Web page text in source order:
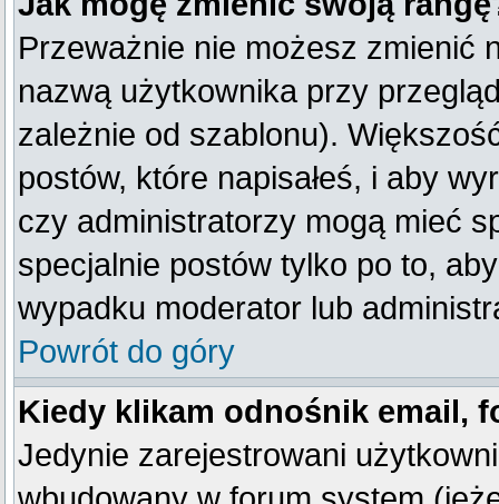
Przeważnie nie możesz zmienić
nazwą użytkownika przy
zależnie od szablonu).
postów, które napisałeś, i aby
czy administratorzy mogą mieć
specjalnie postów tylko po to,
wypadku moderator lub
Powrót do góry
Kiedy klikam odnośnik email,
Jedynie zarejestrowani